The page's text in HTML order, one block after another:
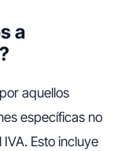
a
aquellos
específicas no
Esto incluye